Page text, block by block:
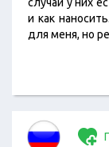
и как
для меня, но